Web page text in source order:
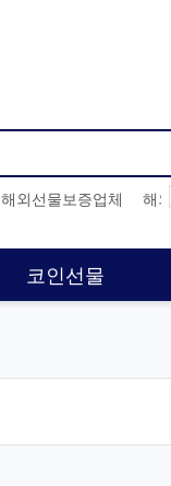
해외선물보증업체 해
코인선물